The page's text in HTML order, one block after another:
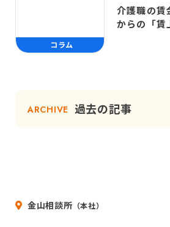
コラム
介護職の賃
からの「賃
ARCHIVE 過去の記事
金山相談所 （本社）